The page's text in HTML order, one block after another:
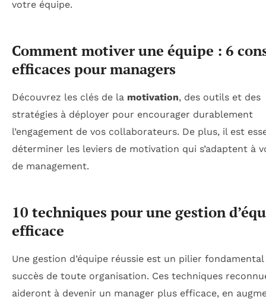
votre équipe.
Comment motiver une équipe : 6
efficaces pour managers
Découvrez les clés de la motivation, des outils et des
stratégies à déployer pour encourager durablement
l’engagement de vos collaborateurs. De plus, il est
déterminer les leviers de motivation qui s’adaptent à
de management.
10 techniques pour une gestion
efficace
Une gestion d’équipe réussie est un pilier
succès de toute organisation. Ces techniques
aideront à devenir un manager plus efficace, en